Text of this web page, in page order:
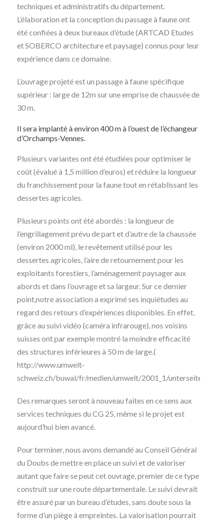
techniques et administratifs du département.
L’élaboration et la conception du passage à faune ont
été confiées à deux bureaux d’étude (ARTCAD Etudes
et SOBERCO architecture et paysage) connus pour leur
expérience dans ce domaine.
L’ouvrage projeté est un passage à faune spécifique
supérieur : large de 12m sur une emprise de chaussée de
30 m.
Il sera implanté à environ 400 m à l’ouest de l’échangeur
d’Orchamps-Vennes.
Plusieurs variantes ont été étudiées pour optimiser le
coût (évalué à 1,5 million d’euros) et réduire la longueur
du franchissement pour la faune tout en rétablissant les
dessertes agricoles.
Plusieurs points ont été abordés : la longueur de
l’engrillagement prévu de part et d’autre de la chaussée
(environ 2000 ml), le revêtement utilisé pour les
dessertes agricoles, l’aire de retournement pour les
exploitants forestiers, l’aménagement paysager aux
abords et dans l’ouvrage et sa largeur. Sur ce dernier
point,notre association a exprimé ses inquiétudes au
regard des retours d’expériences disponibles. En effet,
grâce au suivi vidéo (caméra infrarouge), nos voisins
suisses ont par exemple montré la moindre efficacité
des structures inférieures à 50 m de large.(
http://www.umwelt-
schweiz.ch/buwal/fr/medien/umwelt/2001_1/unterseite13/
Des remarques seront à nouveau faites en ce sens aux
services techniques du CG 25, même si le projet est
aujourd’hui bien avancé.
Pour terminer, nous avons demandé au Conseil Général
du Doubs de mettre en place un suivi et de valoriser
autant que faire se peut cet ouvrage, premier de ce type
construit sur une route départementale. Le suivi devrait
être assuré par un bureau d’études, sans doute sous la
forme d’un piège à empreintes. La valorisation pourrait